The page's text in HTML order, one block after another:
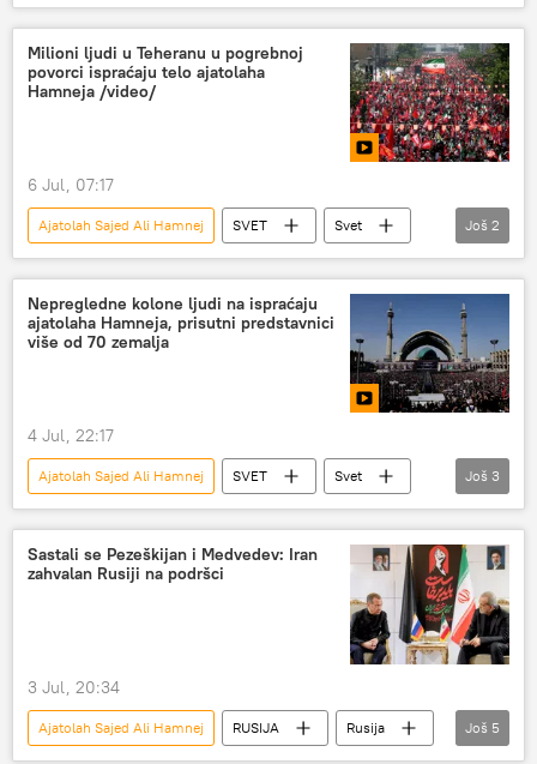
Svet – politika
Iran
Milioni ljudi u Teheranu u pogrebnoj
povorci ispraćaju telo ajatolaha
Hamneja /video/
6 Jul, 07:17
Ajatolah Sajed Ali Hamnej SVET
Svet
Svet – politika
Iran
Još 2
Nepregledne kolone ljudi na ispraćaju
ajatolaha Hamneja, prisutni predstavnici
više od 70 zemalja
4 Jul, 22:17
Ajatolah Sajed Ali Hamnej SVET
Svet
Svet – politika
Iran
Sukob na Bliskom istoku
Još 3
Sastali se Pezeškijan i Medvedev: Iran
zahvalan Rusiji na podršci
3 Jul, 20:34
Ajatolah Sajed Ali Hamnej RUSIJA
Rusija
Još 5